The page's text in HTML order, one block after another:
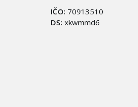
IČO: 70913510
DS: xkwmmd6